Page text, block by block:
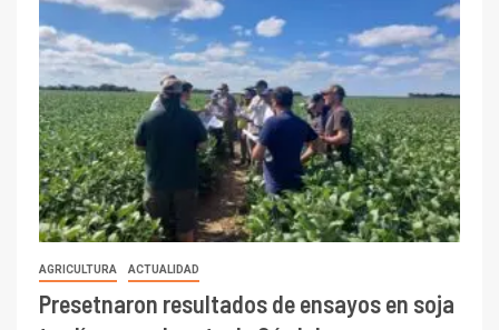
AGRICULTURA ACTUALIDAD
Presetnaron resultados de ensayos en soja